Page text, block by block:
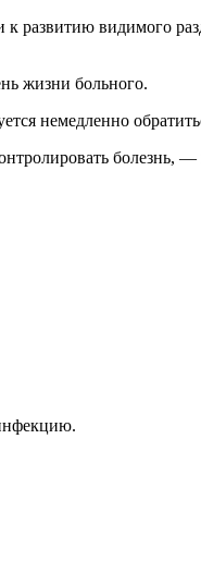
развитию видимого
жизни больного.
немедленно
болезнь, —